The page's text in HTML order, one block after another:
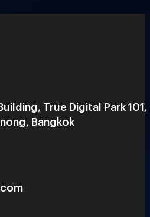
True Digital Park 101,
Bangkok